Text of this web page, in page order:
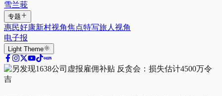
雪兰莪
专题
惠民好康新村视角焦点特写旅人视角
电子报
Light Theme